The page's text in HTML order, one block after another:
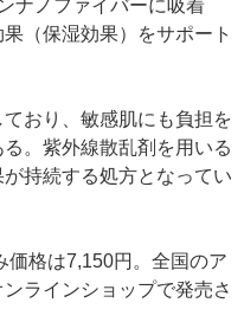
ナノファイバーに吸着
（保湿効果）をサポート
おり、敏感肌にも負担を
。紫外線散乱剤を用いる
持続する処方となってい
価格は7,150円。全国のア
ラインショップで発売さ